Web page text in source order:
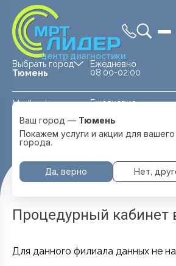
центр диагностики
Выбрать город
Тюмень
Medland —
Тюмень
Ежедневно
08:00-02:00
Ежедневно
Перейти
Ваш город — Тюмень
Покажем услуги и акции для вашего
города.
Да, верно Нет,
Главная Услуги и цены Процедурный
Процедурный
Для данного филиала данных не